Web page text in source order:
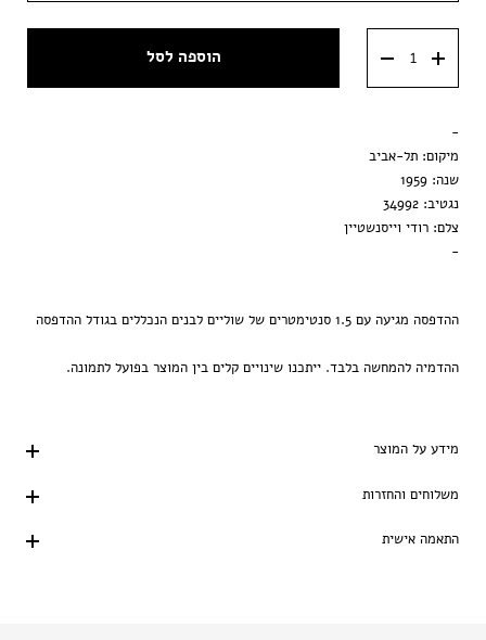
50x50 ס״מ
מסגרת שחורה
הדפסה בלבד
הוספה לסל
-
מיקום: תל-אביב
שנה: 1959
נגטיב: 34992
צלם: רודי וייסנשטיין
-
ההדפסה מגיעה עם 1.5 סנטימטרים של שוליים לבנים הנכללים בגודל ההדפסה
ההדמיה להמחשה בלבד. ייתכנו שינויים קלים בין המוצר בפועל לתמונה.
מידע על המוצר
משלוחים והחזרות
התאמה אישית